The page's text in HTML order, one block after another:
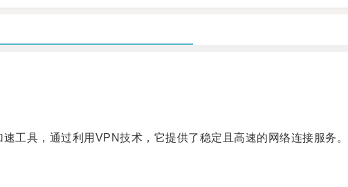
具，通过利用VPN技术，它提供了稳定且高速的网络连接服务。